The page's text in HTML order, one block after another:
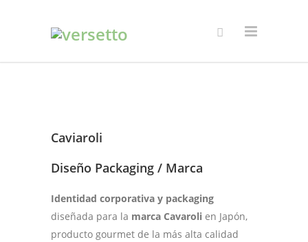
Caviaroli
Diseño Packaging / Marca
Identidad corporativa y packaging
diseñada para la marca Cavaroli en Japón,
producto gourmet de la más alta calidad